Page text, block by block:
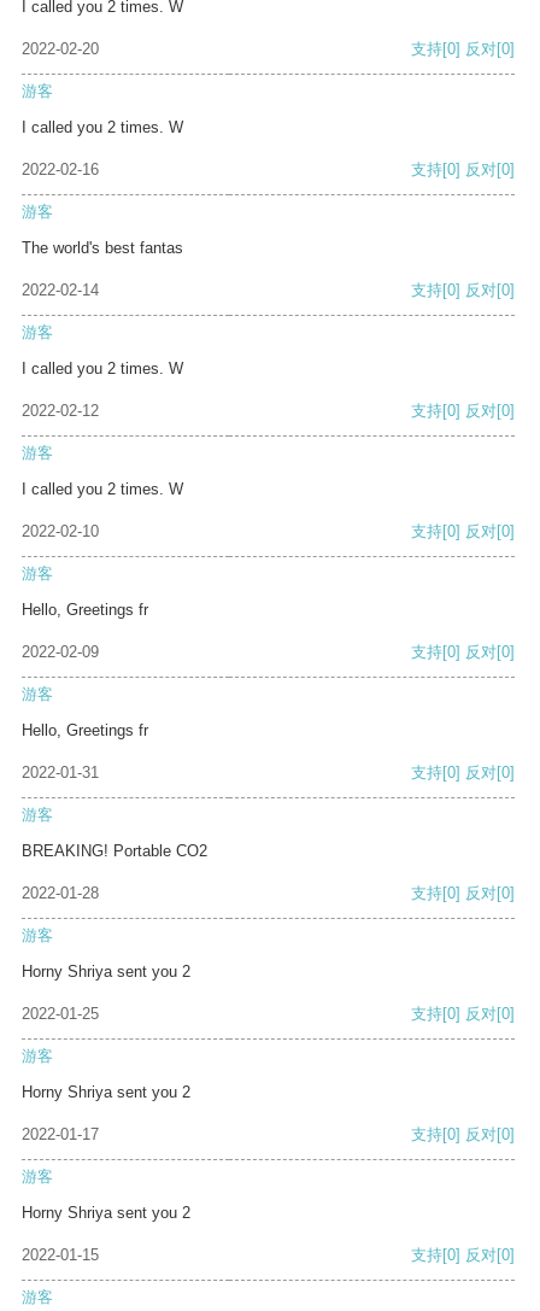
I called you 2 times. W
2022-02-20 支持[0] 反对[0]
游客
I called you 2 times. W
2022-02-16 支持[0] 反对[0]
游客
The world's best fantas
2022-02-14 支持[0] 反对[0]
游客
I called you 2 times. W
2022-02-12 支持[0] 反对[0]
游客
I called you 2 times. W
2022-02-10 支持[0] 反对[0]
游客
Hello, Greetings fr
2022-02-09 支持[0] 反对[0]
游客
Hello, Greetings fr
2022-01-31 支持[0] 反对[0]
游客
BREAKING! Portable CO2
2022-01-28 支持[0] 反对[0]
游客
Horny Shriya sent you 2
2022-01-25 支持[0] 反对[0]
游客
Horny Shriya sent you 2
2022-01-17 支持[0] 反对[0]
游客
Horny Shriya sent you 2
2022-01-15 支持[0] 反对[0]
游客